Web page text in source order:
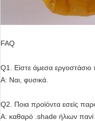
FAQ
Q1. Είστε άμεσα
Α: Ναι, φυσικά.
Q2. Ποια προϊόντα εσείς
Α: καθαρό .shade ήλιων